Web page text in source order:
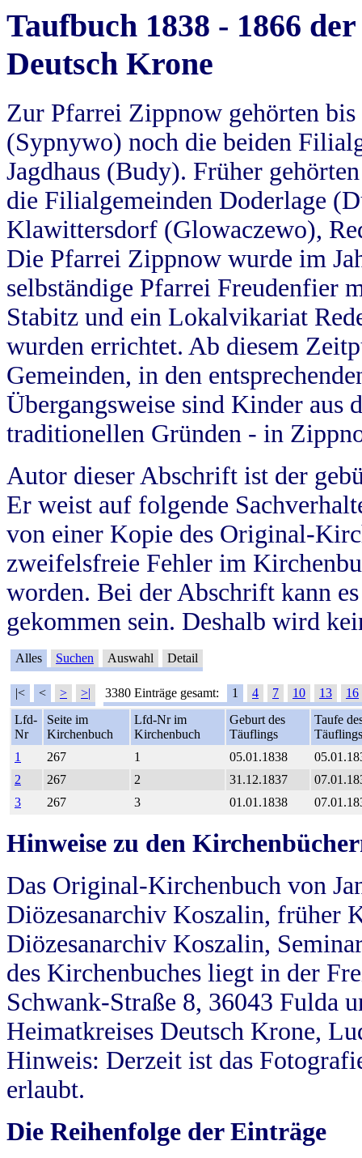
Taufbuch 1838 - 1866
Deutsch Krone
Zur Pfarrei Zippnow gehörten
(Sypnywo) noch die beiden
Jagdhaus (Budy). Früher
die Filialgemeinden Doderlage
Klawittersdorf (Glowaczewo),
Die Pfarrei Zippnow wurde im
selbständige Pfarrei Freudenfier
Stabitz und ein Lokalvikariat
wurden errichtet. Ab diesem
Gemeinden, in den
Übergangsweise sind Kinder aus
traditionellen Gründen - in
Autor dieser Abschrift ist der
Er weist auf folgende
von einer Kopie des Original-
zweifelsfreie Fehler im
worden. Bei der Abschrift kann
gekommen sein. Deshalb wird
Alles Suchen Auswahl Detail
|< < > >| 3380 Einträge gesamt: 1 4 7 10 13
16
Lfd-
Nr
Seite im
Kirchenbuch
Lfd-Nr im
Kirchenbuch
Geburt des
Täuflings
Taufe
Täuflings
1
267 1 05.01.1838
2
267 2 31.12.1837
3
267 3 01.01.1838
Hinweise zu den
Das Original-Kirchenbuch von
Diözesanarchiv Koszalin, früher
Diözesanarchiv Koszalin,
des Kirchenbuches liegt in der
Schwank-Straße 8, 36043 Fulda
Heimatkreises Deutsch Krone,
Hinweis: Derzeit ist das
erlaubt.
Die Reihenfolge der Einträge